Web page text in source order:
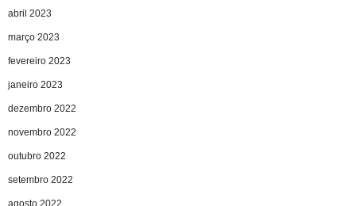
abril 2023
março 2023
fevereiro 2023
janeiro 2023
dezembro 2022
novembro 2022
outubro 2022
setembro 2022